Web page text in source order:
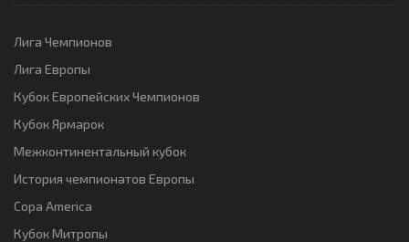
Лига Чемпионов
Лига Европы
Кубок Европейских Чемпионов
Кубок Ярмарок
Межконтинентальный кубок
История чемпионатов Европы
Copa America
Кубок Митропы